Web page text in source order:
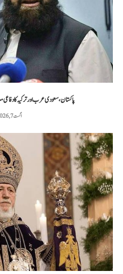
پاکستان، سعودی عرب اور ترکیہ کا
اگست 7, 2026